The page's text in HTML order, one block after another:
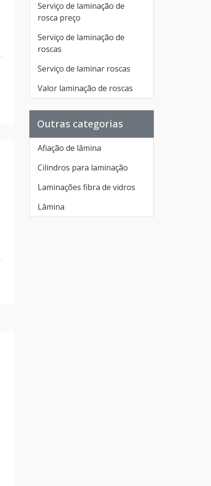
Serviço de laminação de
rosca preço
Serviço de laminação de
roscas
Serviço de laminar roscas
Valor laminação de roscas
Outras categorias
Afiação de lâmina
Cilindros para laminação
Laminações fibra de vidros
Lâmina